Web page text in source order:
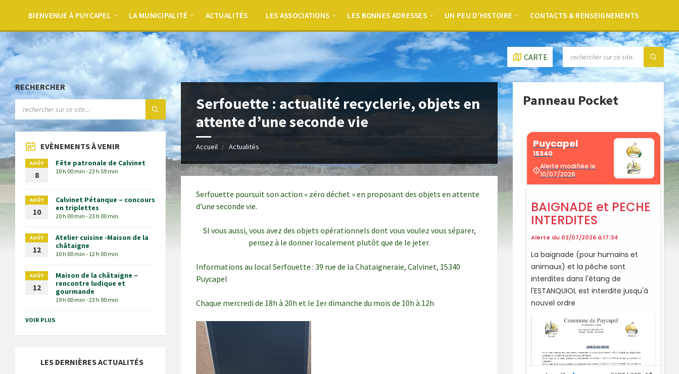
BIENVENUE À PUYCAPEL LA MUNICIPALITÉ ACTUALITÉS LES ASSOCIATIONS LES BONNES ADRESSES UN PEU D’HISTOIRE CONTACTS & RENSEIGNEMENTS
CARTE
Serfouette : actualité recyclerie, objets en
attente d’une seconde vie
Accueil Actualités
Serfouette poursuit son action « zéro déchet » en proposant des objets en attente
d’une seconde vie.
SI vous aussi, vous avez des objets opérationnels dont vous voulez vous séparer,
pensez à le donner localement plutôt que de le jeter.
Informations au local Serfouette : 39 rue de la Chataigneraie, Calvinet, 15340
Puycapel
Chaque mercredi de 18h à 20h et le 1er dimanche du mois de 10h à 12h
RECHERCHER
EVÈNEMENTS À VENIR
AOÛT
8
Fête patronale de Calvinet
10 h 00 min - 23 h 59 min
AOÛT
10
Calvinet Pétanque – concours
en triplettes
20 h 00 min - 23 h 00 min
AOÛT
12
Atelier cuisine -Maison de la
châtaigne
10 h 00 min - 12 h 00 min
AOÛT
12
Maison de la châtaigne –
rencontre ludique et
gourmande
19 h 00 min - 23 h 00 min
VOIR PLUS
LES DERNIÈRES ACTUALITÉS
Panneau Pocket